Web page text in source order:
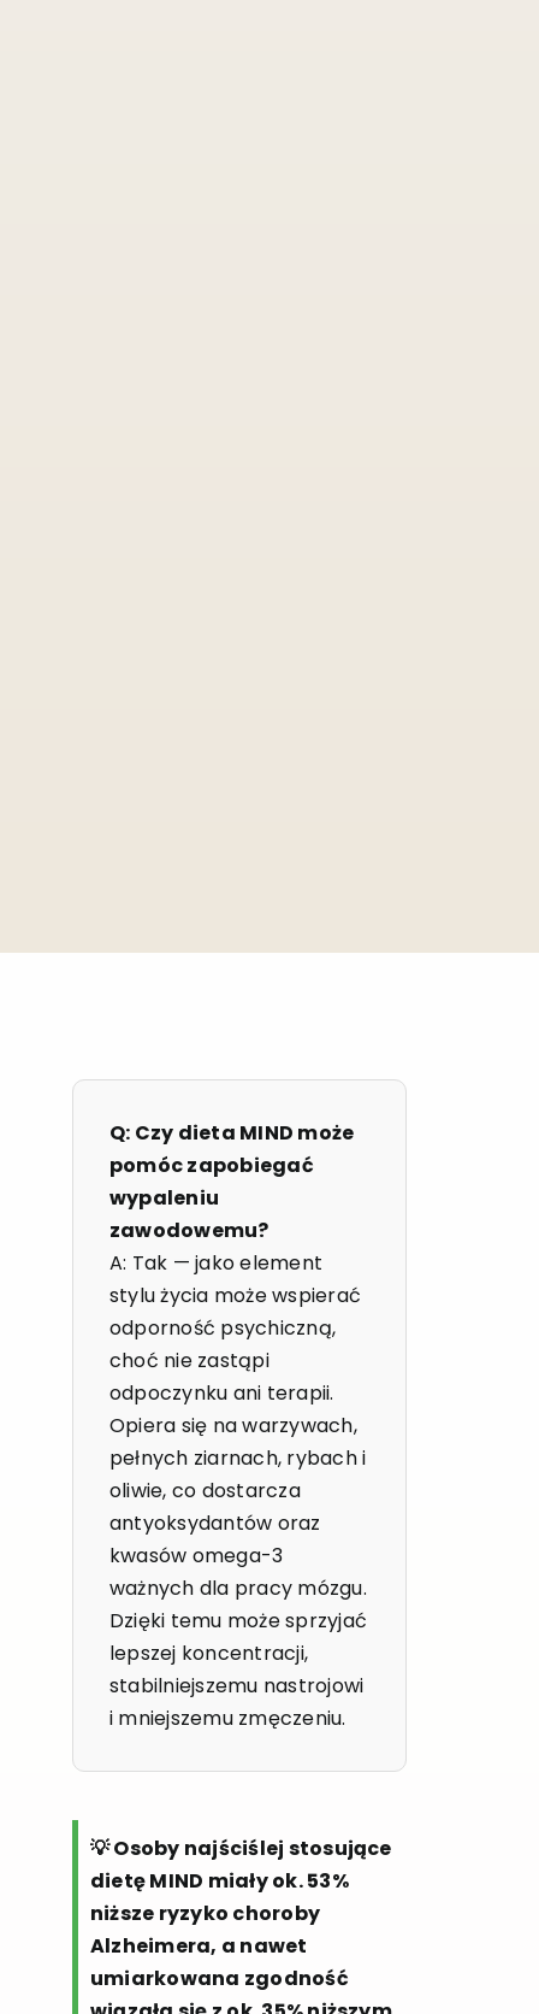
Q: Czy dieta MIND może
pomóc zapobiegać
wypaleniu
zawodowemu?
A: Tak — jako element
stylu życia może wspierać
odporność psychiczną,
choć nie zastąpi
odpoczynku ani terapii.
Opiera się na warzywach,
pełnych ziarnach, rybach i
oliwie, co dostarcza
antyoksydantów oraz
kwasów omega-3
ważnych dla pracy mózgu.
Dzięki temu może sprzyjać
lepszej koncentracji,
stabilniejszemu nastrojowi
i mniejszemu zmęczeniu.
💡 Osoby najściślej stosujące
dietę MIND miały ok. 53%
niższe ryzyko choroby
Alzheimera, a nawet
umiarkowana zgodność